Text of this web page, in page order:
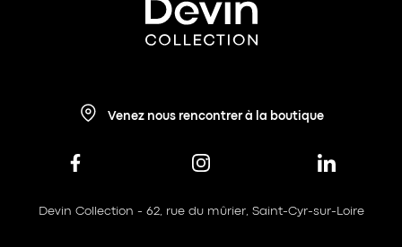
Venez nous rencontrer à la boutique
Devin Collection - 62, rue du mûrier, Saint-Cyr-sur-Loire